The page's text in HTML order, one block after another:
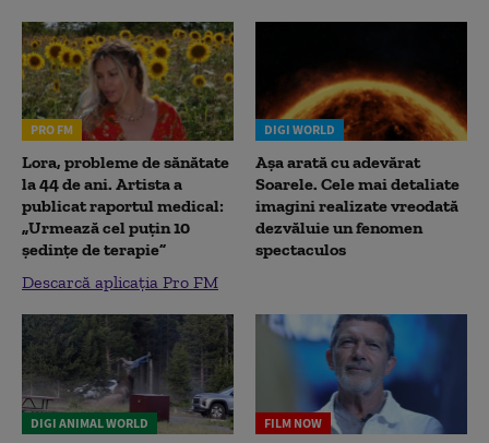
PRO FM
Lora, probleme de sănătate
la 44 de ani. Artista a
publicat raportul medical:
„Urmează cel puțin 10
ședințe de terapie”
Descarcă aplicația Pro FM
DIGI WORLD
Așa arată cu adevărat
Soarele. Cele mai detaliate
imagini realizate vreodată
dezvăluie un fenomen
spectaculos
DIGI ANIMAL WORLD FILM NOW